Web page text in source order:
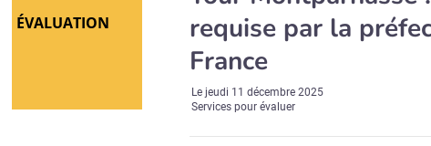
ÉVALUATION
requise par la
France
Lejeudi 11 décembre 2025
Services pour évaluer